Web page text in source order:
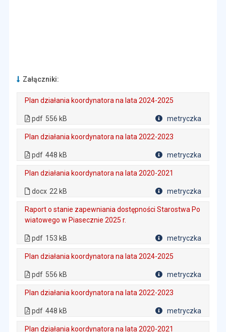
Załączniki:
Plan działania koordynatora na lata 2024-2025
pdf 556 kB metryczka
Plan działania koordynatora na lata 2022-2023
pdf 448 kB metryczka
Plan działania koordynatora na lata 2020-2021
docx 22 kB metryczka
Raport o stanie zapewniania dostępności Starostwa Po
wiatowego w Piasecznie 2025 r.
pdf 153 kB metryczka
Plan działania koordynatora na lata 2024-2025
pdf 556 kB metryczka
Plan działania koordynatora na lata 2022-2023
pdf 448 kB metryczka
Plan działania koordynatora na lata 2020-2021